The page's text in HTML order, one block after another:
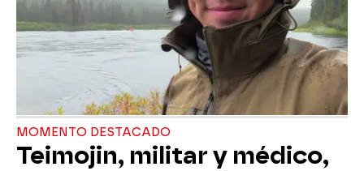
MOMENTO DESTACADO
Teimojin, militar y médico,